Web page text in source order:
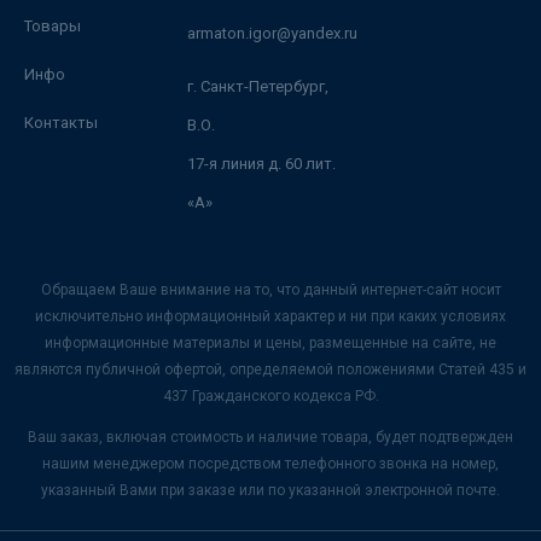
Товары
Инфо
Контакты
armaton.igor@yandex.ru
г. Санкт-Петербург,
В.О.
17-я линия д. 60 лит.
«А»
Обращаем Ваше внимание на то, что данный интернет-сайт носит
исключительно информационный характер и ни при каких условиях
информационные материалы и цены, размещенные на сайте, не
являются публичной офертой, определяемой положениями Статей 435 и
437 Гражданского кодекса РФ.
Ваш заказ, включая стоимость и наличие товара, будет подтвержден
нашим менеджером посредством телефонного звонка на номер,
указанный Вами при заказе или по указанной электронной почте.